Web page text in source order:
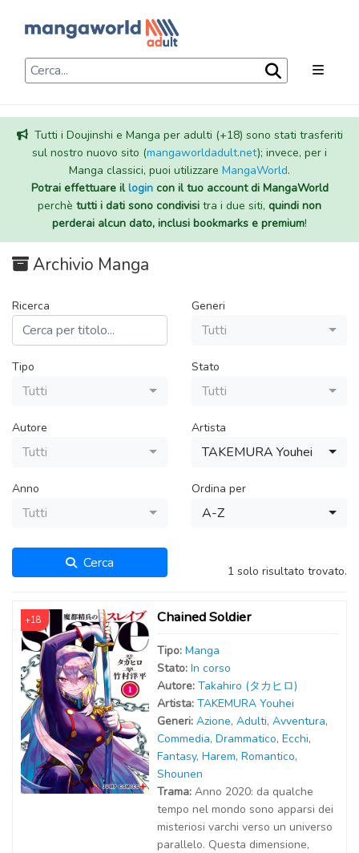
Tutti i Doujinshi e Manga per adulti (+18) sono stati trasferiti
sul nostro nuovo sito (mangaworldadult.net); invece, per i
Manga classici, puoi utilizzare MangaWorld.
Potrai effettuare illogincon il tuo account di MangaWorld
perchè tutti i dati sono condivisi tra i due siti, quindi non
perderai alcun dato, inclusi bookmarks e premium!
Archivio Manga
Ricerca Generi
Tutti
Tipo
Tutti
Stato
Tutti
Autore
Tutti
Artista
TAKEMURA Youhei
Anno
Tutti
Ordina per
A-Z
Cerca 1 solo risultato trovato.
+18 Chained Soldier
Tipo: Manga
Stato: In corso
Autore: Takahiro (タカヒロ)
Artista: TAKEMURA Youhei
Generi: Azione, Adulti, Avventura,
Commedia, Drammatico, Ecchi,
Fantasy, Harem, Romantico,
Shounen
Trama: Anno 2020: da qualche
tempo nel mondo sono apparsi dei
misteriosi varchi verso un universo
parallelo. Questa dimensione,